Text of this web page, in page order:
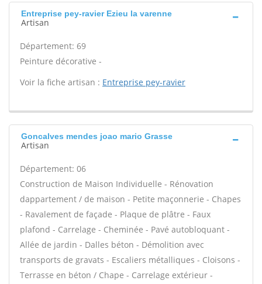
Entreprise pey-ravier Ezieu la varenne
Artisan
Département: 69
Peinture décorative -
Voir la fiche artisan : Entreprise pey-ravier
Goncalves mendes joao mario Grasse
Artisan
Département: 06
Construction de Maison Individuelle - Rénovation
dappartement / de maison - Petite maçonnerie - Chapes
- Ravalement de façade - Plaque de plâtre - Faux
plafond - Carrelage - Cheminée - Pavé autobloquant -
Allée de jardin - Dalles béton - Démolition avec
transports de gravats - Escaliers métalliques - Cloisons -
Terrasse en béton / Chape - Carrelage extérieur -